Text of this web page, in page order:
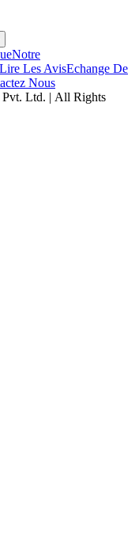
Notre
Lire Les AvisEchange De
Nous
Ltd. | All Rights